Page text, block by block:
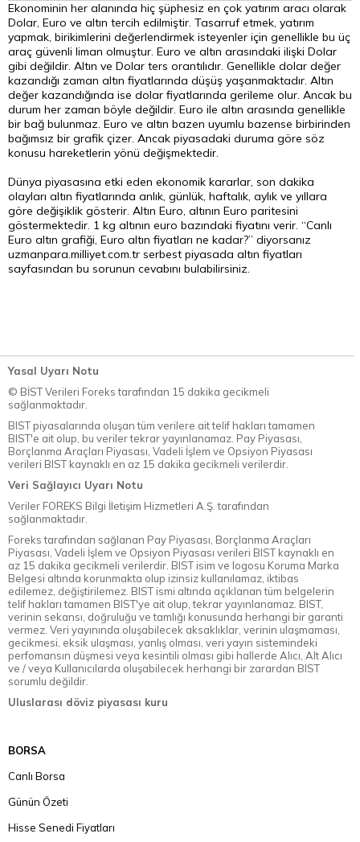
Ekonominin her alanında hiç şüphesiz en çok yatırım aracı olarak
Dolar, Euro ve altın tercih edilmiştir. Tasarruf etmek, yatırım
yapmak, birikimlerini değerlendirmek isteyenler için genellikle bu üç
araç güvenli liman olmuştur. Euro ve altın arasındaki ilişki Dolar
gibi değildir. Altın ve Dolar ters orantılıdır. Genellikle dolar değer
kazandığı zaman altın fiyatlarında düşüş yaşanmaktadır. Altın
değer kazandığında ise dolar fiyatlarında gerileme olur. Ancak bu
durum her zaman böyle değildir. Euro ile altın arasında genellikle
bir bağ bulunmaz. Euro ve altın bazen uyumlu bazense birbirinden
bağımsız bir grafik çizer. Ancak piyasadaki duruma göre söz
konusu hareketlerin yönü değişmektedir.
Dünya piyasasına etki eden ekonomik kararlar, son dakika
olayları altın fiyatlarında anlık, günlük, haftalık, aylık ve yıllara
göre değişiklik gösterir. Altın Euro, altının Euro paritesini
göstermektedir. 1 kg altının euro bazındaki fiyatını verir. “Canlı
Euro altın grafiği, Euro altın fiyatları ne kadar?” diyorsanız
uzmanpara.milliyet.com.tr serbest piyasada altın fiyatları
sayfasından bu sorunun cevabını bulabilirsiniz.
Yasal Uyarı Notu
© BİST Verileri Foreks tarafından 15 dakika gecikmeli
sağlanmaktadır.
BIST piyasalarında oluşan tüm verilere ait telif hakları tamamen
BIST'e ait olup, bu veriler tekrar yayınlanamaz. Pay Piyasası,
Borçlanma Araçları Piyasası, Vadeli İşlem ve Opsiyon Piyasası
verileri BIST kaynaklı en az 15 dakika gecikmeli verilerdir.
Veri Sağlayıcı Uyarı Notu
Veriler FOREKS Bilgi İletişim Hizmetleri A.Ş. tarafından
sağlanmaktadır.
Foreks tarafından sağlanan Pay Piyasası, Borçlanma Araçları
Piyasası, Vadeli İşlem ve Opsiyon Piyasası verileri BIST kaynaklı en
az 15 dakika gecikmeli verilerdir. BIST isim ve logosu Koruma Marka
Belgesi altında korunmakta olup izinsiz kullanılamaz, iktibas
edilemez, değiştirilemez. BIST ismi altında açıklanan tüm belgelerin
telif hakları tamamen BIST'ye ait olup, tekrar yayınlanamaz. BIST,
verinin sekansı, doğruluğu ve tamlığı konusunda herhangi bir garanti
vermez. Veri yayınında oluşabilecek aksaklıklar, verinin ulaşmaması,
gecikmesi, eksik ulaşması, yanlış olması, veri yayın sistemindeki
perfomansın düşmesi veya kesintili olması gibi hallerde Alıcı, Alt Alıcı
ve / veya Kullanıcılarda oluşabilecek herhangi bir zarardan BIST
sorumlu değildir.
Uluslarası döviz piyasası kuru
BORSA
Canlı Borsa
Günün Özeti
Hisse Senedi Fiyatları